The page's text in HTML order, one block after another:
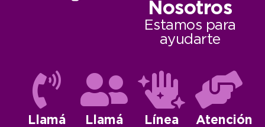
Nosotros
Estamos para
ayudarte
Llamá
Llamá
Línea
Atención